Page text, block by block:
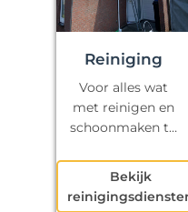
Reiniging
Voor alles wat
met reinigen en
schoonmaken te
Bekijk